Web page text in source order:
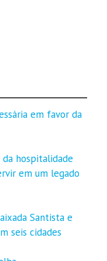
em favor da
hospitalidade
em um legado
Santista e
seis cidades